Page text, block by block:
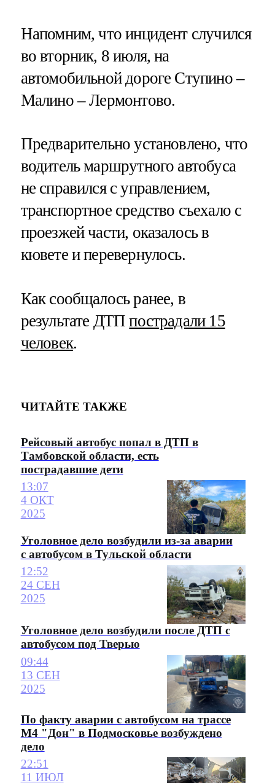
Напомним, что инцидент случился
во вторник, 8 июля, на
автомобильной дороге Ступино –
Малино – Лермонтово.
Предварительно установлено, что
водитель маршрутного автобуса
не справился с управлением,
транспортное средство съехало с
проезжей части, оказалось в
кювете и перевернулось.
Как сообщалось ранее, в
результате ДТПпострадали 15
человек.
ЧИТАЙТЕ ТАКЖЕ
Рейсовый автобус попал в ДТП в
Тамбовской области, есть
пострадавшие дети
13:07
4 ОКТ
2025
Уголовное дело возбудили из-за аварии
с автобусом в Тульской области
12:52
24 СЕН
2025
Уголовное дело возбудили после ДТП с
автобусом под Тверью
09:44
13 СЕН
2025
По факту аварии с автобусом на трассе
М4 "Дон" в Подмосковье возбуждено
дело
22:51
11 ИЮЛ